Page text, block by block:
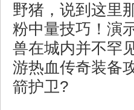
野猪，说到这里
粉中量技巧！演
兽在城内并不罕
游热血传奇装备
箭护卫?